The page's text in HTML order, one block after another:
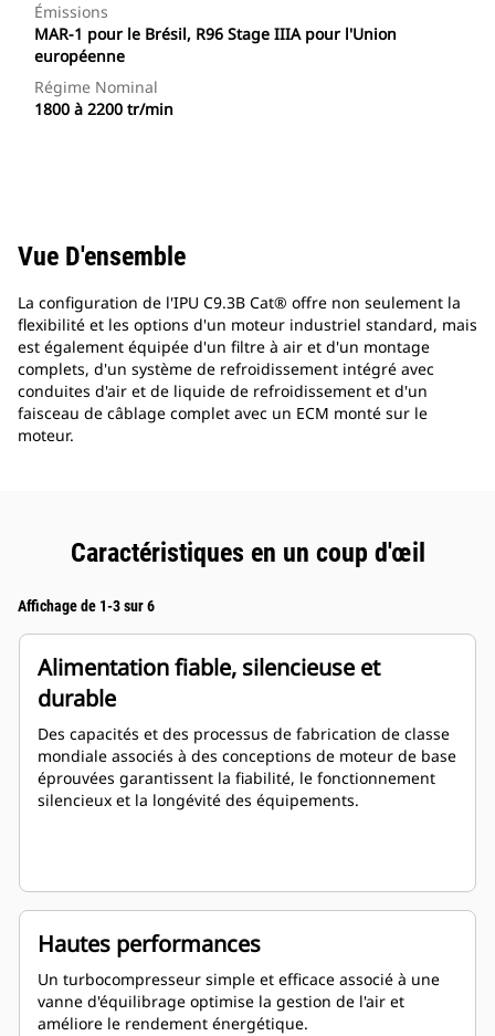
Émissions
MAR-1 pour le Brésil, R96 Stage IIIA pour l'Union
européenne
Régime Nominal
1800 à 2200 tr/min
Vue D'ensemble
La configuration de l'IPU C9.3B Cat® offre non seulement la
flexibilité et les options d'un moteur industriel standard, mais
est également équipée d'un filtre à air et d'un montage
complets, d'un système de refroidissement intégré avec
conduites d'air et de liquide de refroidissement et d'un
faisceau de câblage complet avec un ECM monté sur le
moteur.
Caractéristiques en un coup d'œil
Affichage de 1-3 sur 6
Alimentation fiable, silencieuse et
durable
Des capacités et des processus de fabrication de classe
mondiale associés à des conceptions de moteur de base
éprouvées garantissent la fiabilité, le fonctionnement
silencieux et la longévité des équipements.
Hautes performances
Un turbocompresseur simple et efficace associé à une
vanne d'équilibrage optimise la gestion de l'air et
améliore le rendement énergétique.